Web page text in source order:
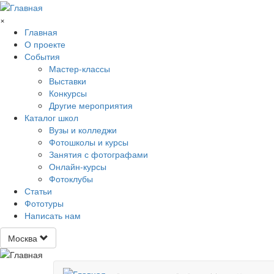
Перейти к основному содержанию
×
Главная
О проекте
События
Мастер-классы
Выставки
Конкурсы
Другие мероприятия
Каталог школ
Вузы и колледжи
Фотошколы и курсы
Занятия с фотографами
Онлайн-курсы
Фотоклубы
Статьи
Фототуры
Написать нам
Москва